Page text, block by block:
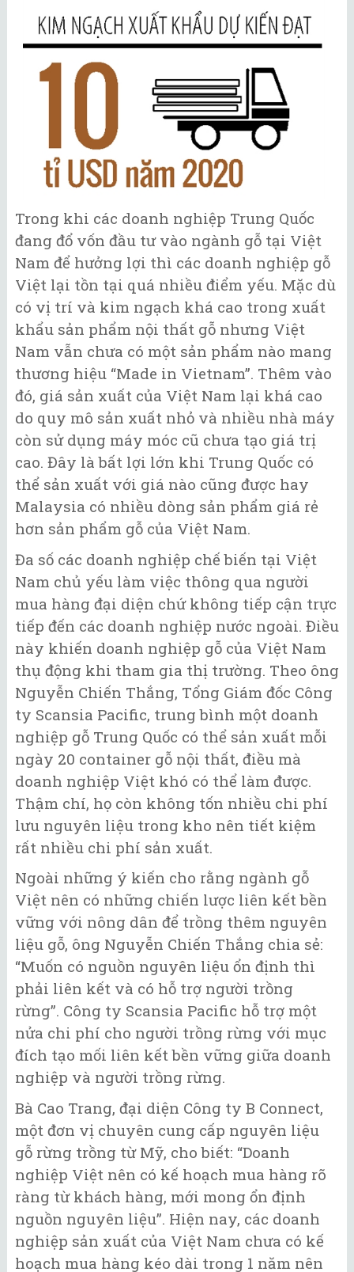
Trong khi các doanh nghiệp Trung Quốc
đang đổ vốn đầu tư vào ngành gỗ tại Việt
Nam để hưởng lợi thì các doanh nghiệp gỗ
Việt lại tồn tại quá nhiều điểm yếu. Mặc dù
có vị trí và kim ngạch khá cao trong xuất
khẩu sản phẩm nội thất gỗ nhưng Việt
Nam vẫn chưa có một sản phẩm nào mang
thương hiệu “Made in Vietnam”. Thêm vào
đó, giá sản xuất của Việt Nam lại khá cao
do quy mô sản xuất nhỏ và nhiều nhà máy
còn sử dụng máy móc cũ chưa tạo giá trị
cao. Đây là bất lợi lớn khi Trung Quốc có
thể sản xuất với giá nào cũng được hay
Malaysia có nhiều dòng sản phẩm giá rẻ
hơn sản phẩm gỗ của Việt Nam.
Đa số các doanh nghiệp chế biến tại Việt
Nam chủ yếu làm việc thông qua người
mua hàng đại diện chứ không tiếp cận trực
tiếp đến các doanh nghiệp nước ngoài. Điều
này khiến doanh nghiệp gỗ của Việt Nam
thụ động khi tham gia thị trường. Theo ông
Nguyễn Chiến Thắng, Tổng Giám đốc Công
ty Scansia Pacific, trung bình một doanh
nghiệp gỗ Trung Quốc có thể sản xuất mỗi
ngày 20 container gỗ nội thất, điều mà
doanh nghiệp Việt khó có thể làm được.
Thậm chí, họ còn không tốn nhiều chi phí
lưu nguyên liệu trong kho nên tiết kiệm
rất nhiều chi phí sản xuất.
Ngoài những ý kiến cho rằng ngành gỗ
Việt nên có những chiến lược liên kết bền
vững với nông dân để trồng thêm nguyên
liệu gỗ, ông Nguyễn Chiến Thắng chia sẻ:
“Muốn có nguồn nguyên liệu ổn định thì
phải liên kết và có hỗ trợ người trồng
rừng”. Công ty Scansia Pacific hỗ trợ một
nửa chi phí cho người trồng rừng với mục
đích tạo mối liên kết bền vững giữa doanh
nghiệp và người trồng rừng.
Bà Cao Trang, đại diện Công ty B Connect,
một đơn vị chuyên cung cấp nguyên liệu
gỗ rừng trồng từ Mỹ, cho biết: “Doanh
nghiệp Việt nên có kế hoạch mua hàng rõ
ràng từ khách hàng, mới mong ổn định
nguồn nguyên liệu”. Hiện nay, các doanh
nghiệp sản xuất của Việt Nam chưa có kế
hoạch mua hàng kéo dài trong 1 năm nên